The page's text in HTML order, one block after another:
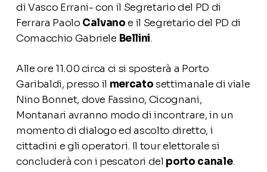
di Vasco Errani- con il Segretario del PD di
Ferrara Paolo Calvanoe il Segretario del PD di
Comacchio Gabriele Bellini.
Alle ore 11.00 circa ci si sposterà a Porto
Garibaldi, presso il mercatosettimanale di viale
Nino Bonnet, dove Fassino, Cicognani,
Montanari avranno modo di incontrare, in un
momento di dialogo ed ascolto diretto, i
cittadini e gli operatori. Il tour elettorale si
concluderà con i pescatori del porto canale.